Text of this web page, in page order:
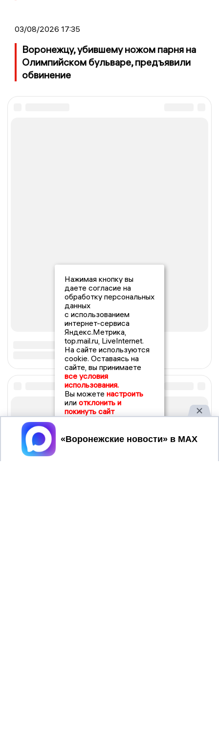
03/08/2026 17:35
Воронежцу, убившему ножом парня на
Олимпийском бульваре, предъявили
обвинение
Нажимая кнопку вы
даете согласие на
обработку персональных
данных
с использованием
интернет-сервиса
Яндекс.Метрика,
top.mail.ru, LiveInternet.
На сайте используются
cookie. Оставаясь на
сайте, вы принимаете
все условия
использования.
Вы можете настроить
или отклонить и
покинуть сайт
Принять